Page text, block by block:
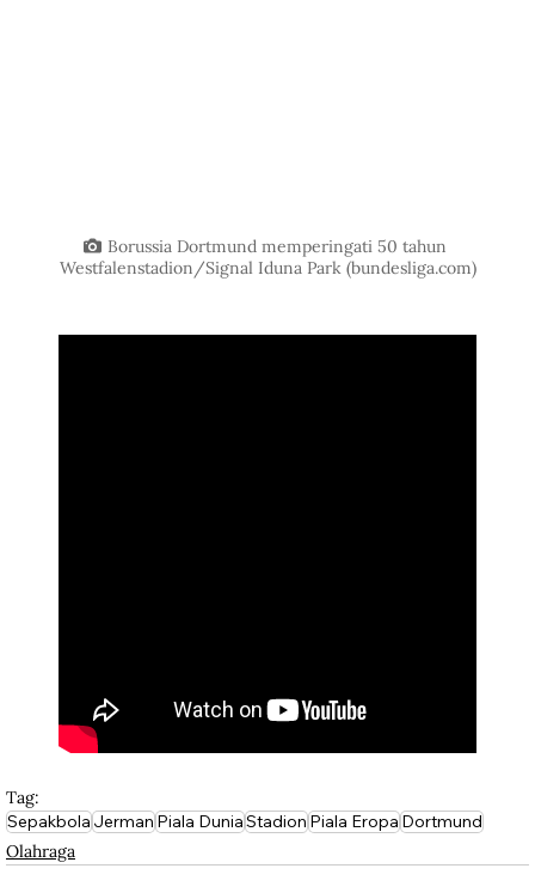
Borussia Dortmund memperingati 50 tahun
Westfalenstadion/Signal Iduna Park (bundesliga.com)
Tag:
SepakbolaJermanPiala DuniaStadionPiala EropaDortmund
Olahraga